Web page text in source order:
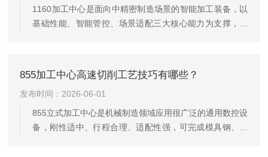
焊接结构，内部通过合理的肋板布局抵抗切削力产生的振
动和变形。良好的刚性保证了在高速切削时刀具路径的稳
1160加工中心是面向中精密制造场景的智能加工装备，以
基础性能、智能管控、场景适配三大核心能力为支撑，可
多材质适配能力：可覆盖金属、合金、工程塑料、复合材
料等多种加工材质的切削需求，针对不同材质的硬度、韧
性特征自动匹配对应加工策略，无需人工频繁调整设备参
数，大幅降低特殊材质加工的试错成本。2.高刚性结构设
855加工中心高速切削工艺技巧有哪些？
发布时间：2026-06-01
855立式加工中心是机械制造领域应用很广泛的通用数控设
备，刚性适中、行程合理、适配性强，可完成模具钢、铝